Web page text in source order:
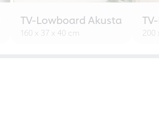
TV-Lowboard Akusta
160 x 37 x 40 cm 200